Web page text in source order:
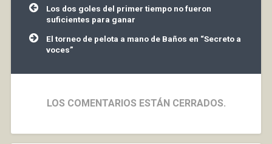
Navegación
de
entradas
Los dos goles del primer tiempo no fueron
suficientes para ganar
El torneo de pelota a mano de Baños en “Secreto a
voces”
LOS COMENTARIOS ESTÁN CERRADOS.